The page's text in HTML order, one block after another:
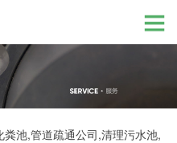
池,管道疏通公司,清理污水池,